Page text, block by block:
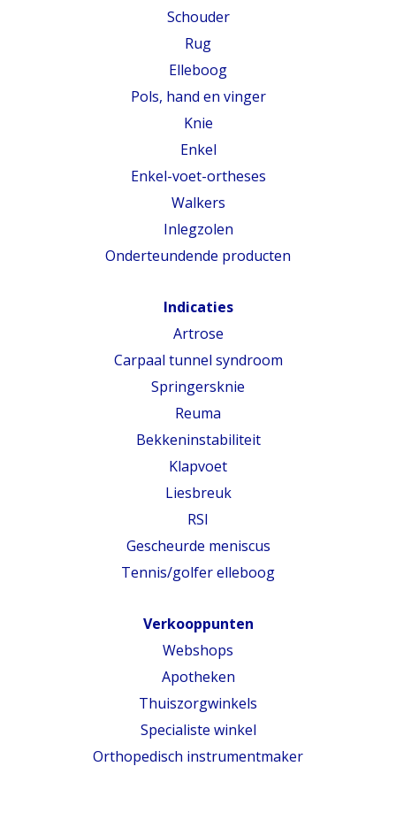
Schouder
Rug
Elleboog
Pols, hand en vinger
Knie
Enkel
Enkel-voet-ortheses
Walkers
Inlegzolen
Onderteundende producten
Indicaties
Artrose
Carpaal tunnel syndroom
Springersknie
Reuma
Bekkeninstabiliteit
Klapvoet
Liesbreuk
RSI
Gescheurde meniscus
Tennis/golfer elleboog
Verkooppunten
Webshops
Apotheken
Thuiszorgwinkels
Specialiste winkel
Orthopedisch instrumentmaker